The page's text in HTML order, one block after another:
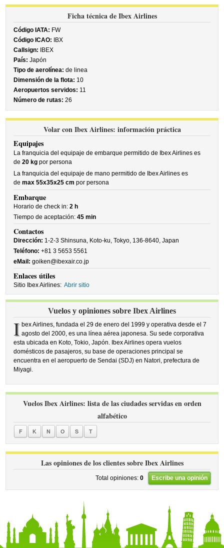
Ficha técnica de Ibex Airlines
Código IATA: FW
Código ICAO: IBX
Callsign: IBEX
País: Japón
Tipo de aerolínea: de linea
Dimensión de la flota: 10
Aeropuertos servidos: 11
Número de rutas: 26
Volar con Ibex Airlines: información práctica
Equipajes
La franquicia del equipaje de embarque permitido de Ibex Airlines es
de20 kg por persona
La franquicia del equipaje de mano permitido de Ibex Airlines es
demax 55x35x25 cm por persona
Embarque
Horario de check in:2 h
Tiempo de aceptación:45 min
Contactos
Dirección: 1-2-3 Shinsuna, Koto-ku, Tokyo, 136-8640, Japan
Teléfono: +81 3 5653 5561
eMail: goiken@ibexair.co.jp
Enlaces útiles
Sitio Ibex Airlines: Abrir sitio
Vuelos y opiniones sobre Ibex Airlines
I bex Airlines, fundada el 29 de enero del 1999 y operativa desde el 7
agosto del 2000, es una línea aérea japonesa. Su sede corporativa
esta ubicada en Koto, Tokio, Japón. Ibex Airlines opera vuelos
domésticos de pasajeros, su base de operaciones principal se
encuentra en el aeropuerto de Sendai (SDJ) en Natori, prefectura de
Miyagi.
Vuelos Ibex Airlines: lista de las ciudades servidas en orden
alfabético
F K N O S T
Las opiniones de los clientes sobre Ibex Airlines
Total opiniones: 0 Escribe una opinión